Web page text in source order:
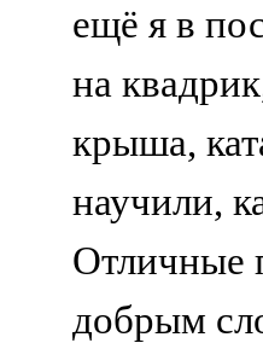
ещё я в
на
крыша,
научили,
Отличные
добрым